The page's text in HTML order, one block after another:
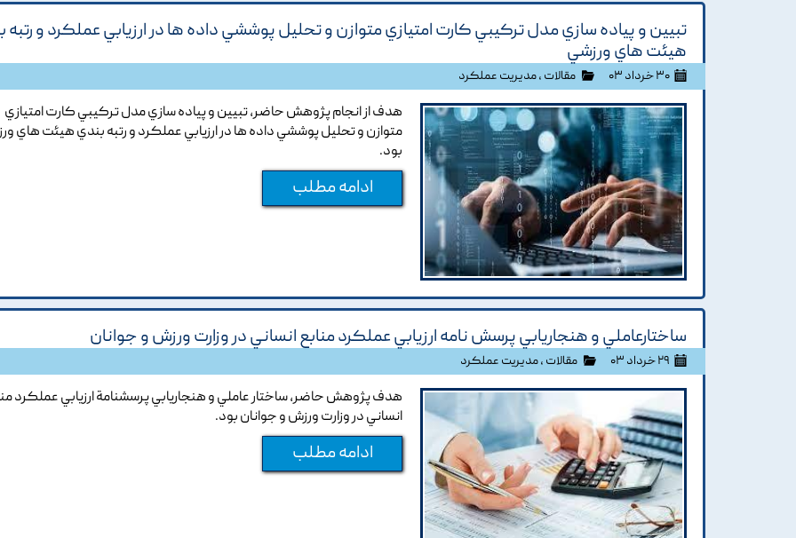
تبيين و پياده سازي مدل ترکيبي کارت امتيازي متوازن و تحليل پوششي داده ها در ارزيابي عملکرد و رتبه
هيئت هاي ورزشي
۳۰ خرداد ۰۳ مقالات ،مدیریت عملکرد
هدف از انجام پژوهش حاضر, تبيين و پياده سازي مدل ترکيبي کارت امتيازي
متوازن و تحليل پوششي داده ها در ارزيابي عملکرد و رتبه بندي هيئت هاي
بود.
ادامه مطلب
ساختارعاملي و هنجاريابي پرسش نامه ارزيابي عملکرد منابع انساني در وزارت ورزش و جوانان
۲۹ خرداد ۰۳ مقالات ،مدیریت عملکرد
هدف پژوهش حاضر, ساختار عاملي و هنجاريابي پرسشنامة ارزيابي عملکرد
انساني در وزارت ورزش و جوانان بود.
ادامه مطلب